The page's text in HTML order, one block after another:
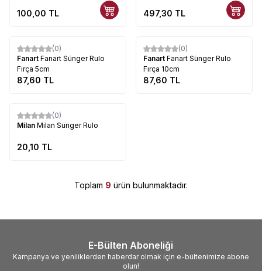
100,00 TL 497,30 TL
(0)
Fanart Fanart Sünger Rulo
Fırça 5cm
87,60 TL
(0)
Fanart Fanart Sünger Rulo
Fırça 10cm
87,60 TL
(0)
Milan Milan Sünger Rulo
20,10 TL
Toplam 9 ürün bulunmaktadır.
E-Bülten Aboneliği
Kampanya ve yeniliklerden haberdar olmak için e-bültenimize abone
olun!